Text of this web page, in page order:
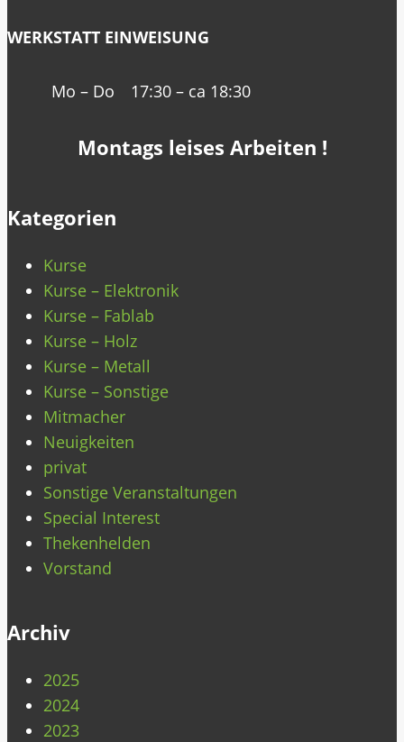
WERKSTATT EINWEISUNG
Mo – Do 17:30 – ca 18:30
Montags leises Arbeiten !
Kategorien
Kurse
Kurse – Elektronik
Kurse – Fablab
Kurse – Holz
Kurse – Metall
Kurse – Sonstige
Mitmacher
Neuigkeiten
privat
Sonstige Veranstaltungen
Special Interest
Thekenhelden
Vorstand
Archiv
2025
2024
2023